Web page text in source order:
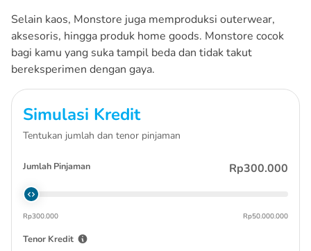
Selain kaos, Monstore juga memproduksi outerwear,
aksesoris, hingga produk home goods. Monstore cocok
bagi kamu yang suka tampil beda dan tidak takut
bereksperimen dengan gaya.
Simulasi Kredit
Tentukan jumlah dan tenor pinjaman
Jumlah Pinjaman Rp300.000
Rp300.000 Rp50.000.000
Tenor Kredit